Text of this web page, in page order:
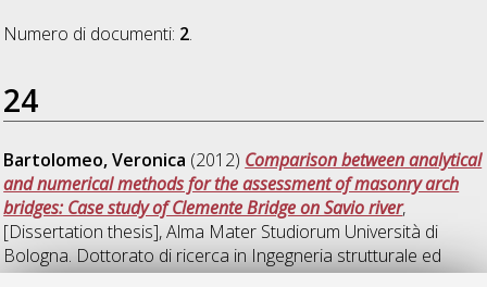
Numero di documenti: 2.
24
Bartolomeo, Veronica (2012) Comparison between analytical
and numerical methods for the assessment of masonry arch
bridges: Case study of Clemente Bridge on Savio river,
[Dissertation thesis], Alma Mater Studiorum Università di
Bologna. Dottorato di ricerca in Ingegneria strutturale ed
idraulica, 24 Ciclo. DOI 10.6092/unibo/amsdottorato/4881.